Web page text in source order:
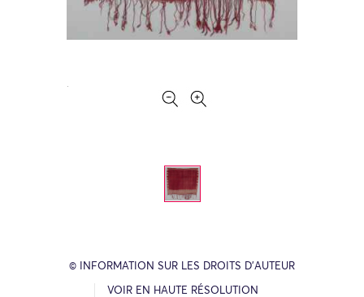
© INFORMATION SUR LES DROITS D’AUTEUR
VOIR EN HAUTE RÉSOLUTION